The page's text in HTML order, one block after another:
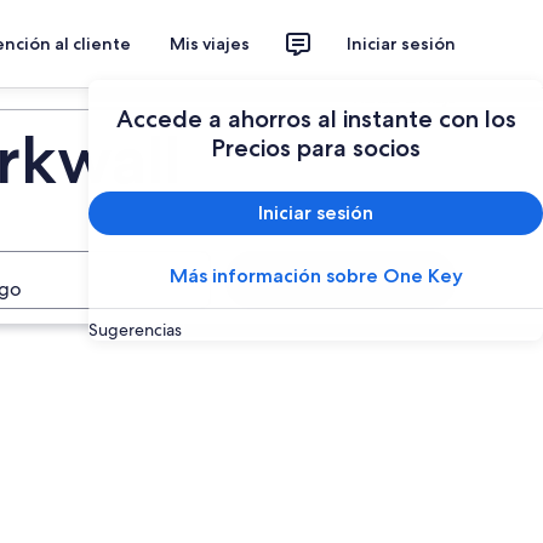
al cliente Mis viajes Iniciar sesión
Accede a ahorros al instante con los
Precios para socios
Iniciar sesión
Más información sobre One Key
Sugerencias
Buscar